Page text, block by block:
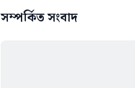
সম্পর্কিত সংবাদ